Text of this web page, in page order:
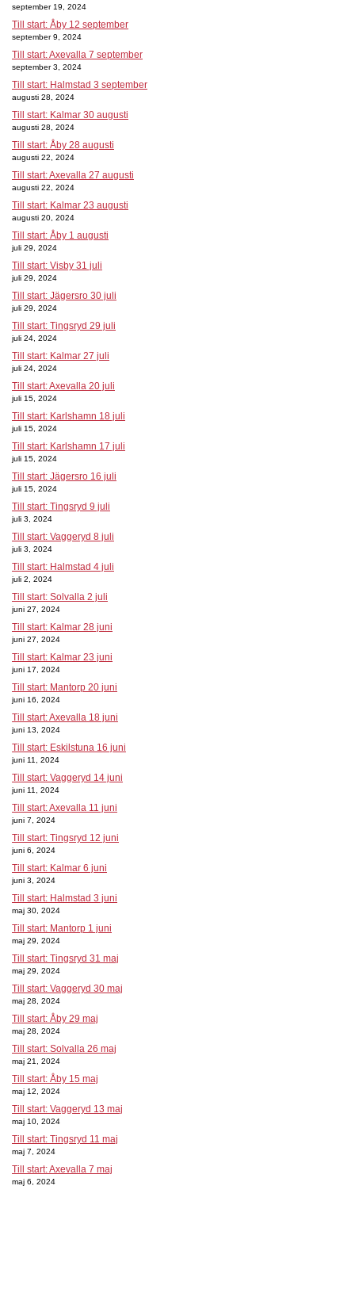
september 19, 2024
Till start: Åby 12 september
september 9, 2024
Till start: Axevalla 7 september
september 3, 2024
Till start: Halmstad 3 september
augusti 28, 2024
Till start: Kalmar 30 augusti
augusti 28, 2024
Till start: Åby 28 augusti
augusti 22, 2024
Till start: Axevalla 27 augusti
augusti 22, 2024
Till start: Kalmar 23 augusti
augusti 20, 2024
Till start: Åby 1 augusti
juli 29, 2024
Till start: Visby 31 juli
juli 29, 2024
Till start: Jägersro 30 juli
juli 29, 2024
Till start: Tingsryd 29 juli
juli 24, 2024
Till start: Kalmar 27 juli
juli 24, 2024
Till start: Axevalla 20 juli
juli 15, 2024
Till start: Karlshamn 18 juli
juli 15, 2024
Till start: Karlshamn 17 juli
juli 15, 2024
Till start: Jägersro 16 juli
juli 15, 2024
Till start: Tingsryd 9 juli
juli 3, 2024
Till start: Vaggeryd 8 juli
juli 3, 2024
Till start: Halmstad 4 juli
juli 2, 2024
Till start: Solvalla 2 juli
juni 27, 2024
Till start: Kalmar 28 juni
juni 27, 2024
Till start: Kalmar 23 juni
juni 17, 2024
Till start: Mantorp 20 juni
juni 16, 2024
Till start: Axevalla 18 juni
juni 13, 2024
Till start: Eskilstuna 16 juni
juni 11, 2024
Till start: Vaggeryd 14 juni
juni 11, 2024
Till start: Axevalla 11 juni
juni 7, 2024
Till start: Tingsryd 12 juni
juni 6, 2024
Till start: Kalmar 6 juni
juni 3, 2024
Till start: Halmstad 3 juni
maj 30, 2024
Till start: Mantorp 1 juni
maj 29, 2024
Till start: Tingsryd 31 maj
maj 29, 2024
Till start: Vaggeryd 30 maj
maj 28, 2024
Till start: Åby 29 maj
maj 28, 2024
Till start: Solvalla 26 maj
maj 21, 2024
Till start: Åby 15 maj
maj 12, 2024
Till start: Vaggeryd 13 maj
maj 10, 2024
Till start: Tingsryd 11 maj
maj 7, 2024
Till start: Axevalla 7 maj
maj 6, 2024